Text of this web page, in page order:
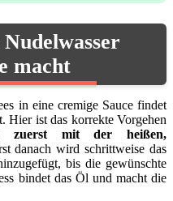
macht
in eine cremige Sauce findet
Hier ist das korrekte Vorgehen
zuerst mit der heißen,
danach wird schrittweise das
bis die gewünschte
bindet das Öl und macht die